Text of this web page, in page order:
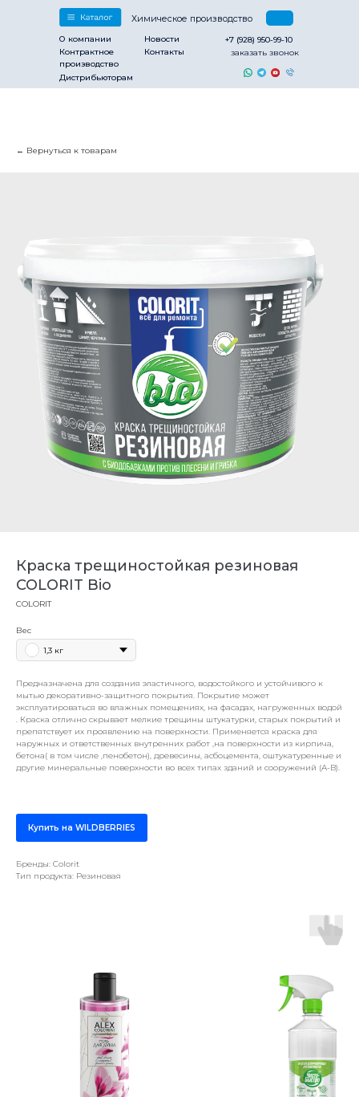
+7 (928) 950-99-10
заказать звонок
Контакты
Новости
Дистрибьюторам
Контрактное
производство
О компании
Химическое производство
Вернуться к товарам
Краска трещиностойкая резиновая
COLORIT Bio
COLORIT
Вес
1,3 кг
Предназначена для создания эластичного, водостойкого и устойчивого к
мытью декоративно-защитного покрытия. Покрытие может
эксплуатироваться во влажных помещениях, на фасадах, нагруженных водой
. Краска отлично скрывает мелкие трещины штукатурки, старых покрытий и
препятствует их проявлению на поверхности. Применяется краска для
наружных и ответственных внутренних работ ,на поверхности из кирпича,
бетона( в том числе ,пенобетон), древесины, асбоцемента, оштукатуренные и
другие минеральные поверхности во всех типах зданий и сооружений (А-В).
Купить на WILDBERRIES
Бренды: Colorit
Тип продукта: Резиновая